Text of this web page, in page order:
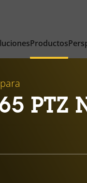
Productos
PTZ